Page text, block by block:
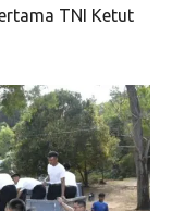
TNI Ketut